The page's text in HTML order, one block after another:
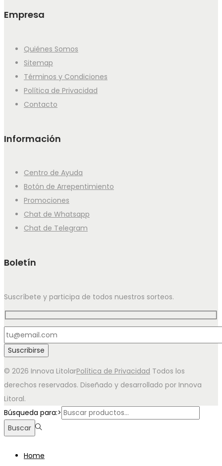
Empresa
Quiénes Somos
Sitemap
Términos y Condiciones
Política de Privacidad
Contacto
Información
Centro de Ayuda
Botón de Arrepentimiento
Promociones
Chat de Whatsapp
Chat de Telegram
Boletín
Suscríbete y participa de todos nuestros sorteos.
© 2026 Innova LitolarPolítica de Privacidad Todos los
derechos reservados. Diseñado y desarrollado por Innova
Litoral.
Búsqueda para:>
Buscar
Home